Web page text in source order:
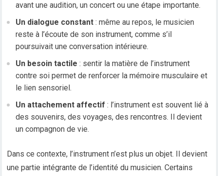
avant une audition, un concert ou une étape importante.
Un dialogue constant : même au repos, le musicien
reste à l’écoute de son instrument, comme s’il
poursuivait une conversation intérieure.
Un besoin tactile : sentir la matière de l’instrument
contre soi permet de renforcer la mémoire musculaire et
le lien sensoriel.
Un attachement affectif : l’instrument est souvent lié à
des souvenirs, des voyages, des rencontres. Il devient
un compagnon de vie.
Dans ce contexte, l’instrument n’est plus un objet. Il devient
une partie intégrante de l’identité du musicien. Certains